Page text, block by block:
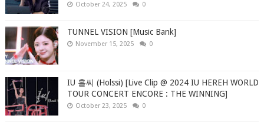
October 24, 2025 0
TUNNEL VISION [Music Bank]
November 15, 2025 0
IU 홀씨 (Holssi) [Live Clip @ 2024 IU HEREH WORLD
TOUR CONCERT ENCORE : THE WINNING]
October 23, 2025 0